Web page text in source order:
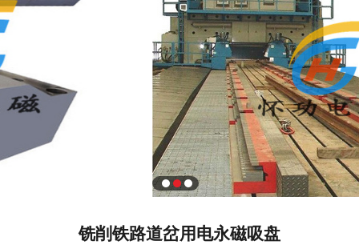
短视频
公司新闻
产品资讯
常见问答
热点头条
客户评价
铣削铁路道岔用电永磁吸盘